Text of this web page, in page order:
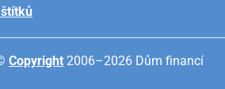
Copyright 2006–2026 Dům financí